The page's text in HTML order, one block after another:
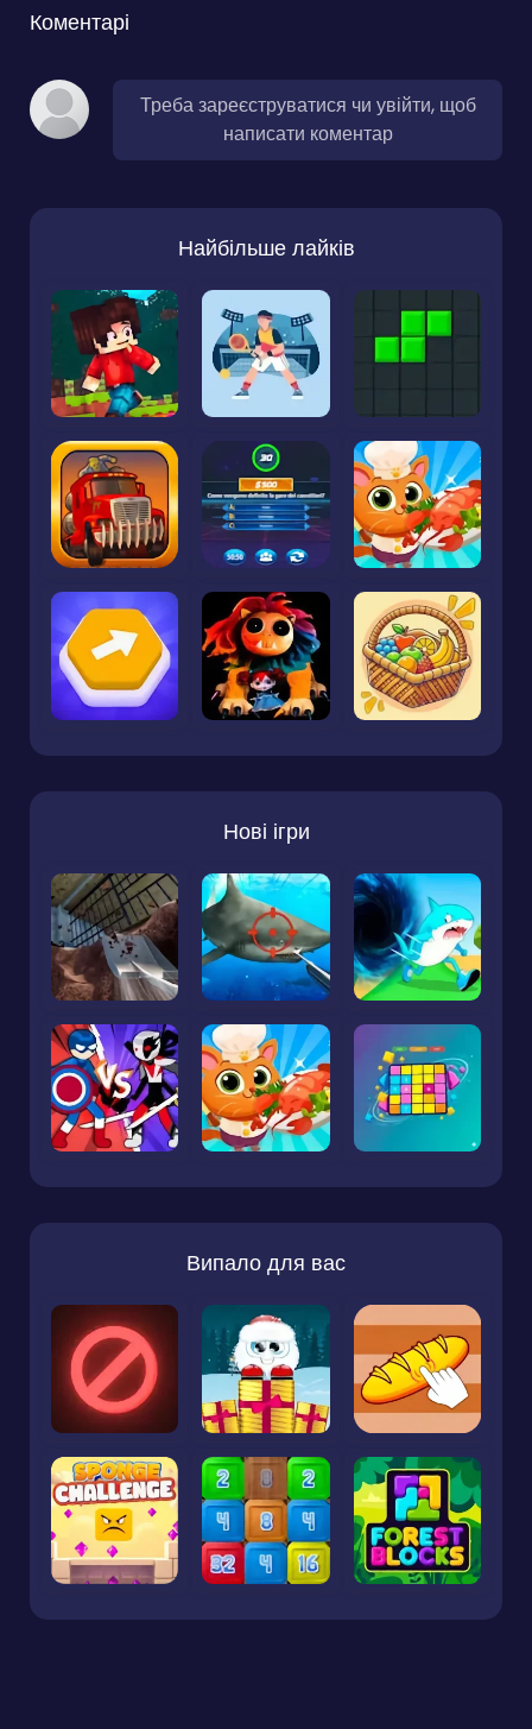
Коментарі
Треба зареєструватися чи увійти, щоб
написати коментар
Найбільше лайків
Нові ігри
Випало для вас